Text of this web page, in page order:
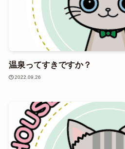
温泉ってすきですか？
2022.09.26